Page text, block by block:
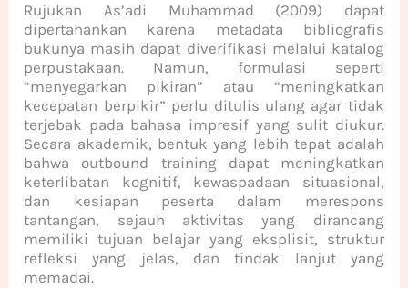
Rujukan As’adi Muhammad (2009) dapat
dipertahankan karena metadata bibliografis
bukunya masih dapat diverifikasi melalui katalog
perpustakaan. Namun, formulasi seperti
“menyegarkan pikiran” atau “meningkatkan
kecepatan berpikir” perlu ditulis ulang agar tidak
terjebak pada bahasa impresif yang sulit diukur.
Secara akademik, bentuk yang lebih tepat adalah
bahwa outbound training dapat meningkatkan
keterlibatan kognitif, kewaspadaan situasional,
dan kesiapan peserta dalam merespons
tantangan, sejauh aktivitas yang dirancang
memiliki tujuan belajar yang eksplisit, struktur
refleksi yang jelas, dan tindak lanjut yang
memadai.